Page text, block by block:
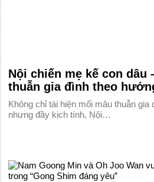
Nội chiến mẹ kế con dâu
thuẫn gia đình theo
Không chỉ tái hiện mối mâu thuẫn
nhưng đầy kịch tính, Nội…